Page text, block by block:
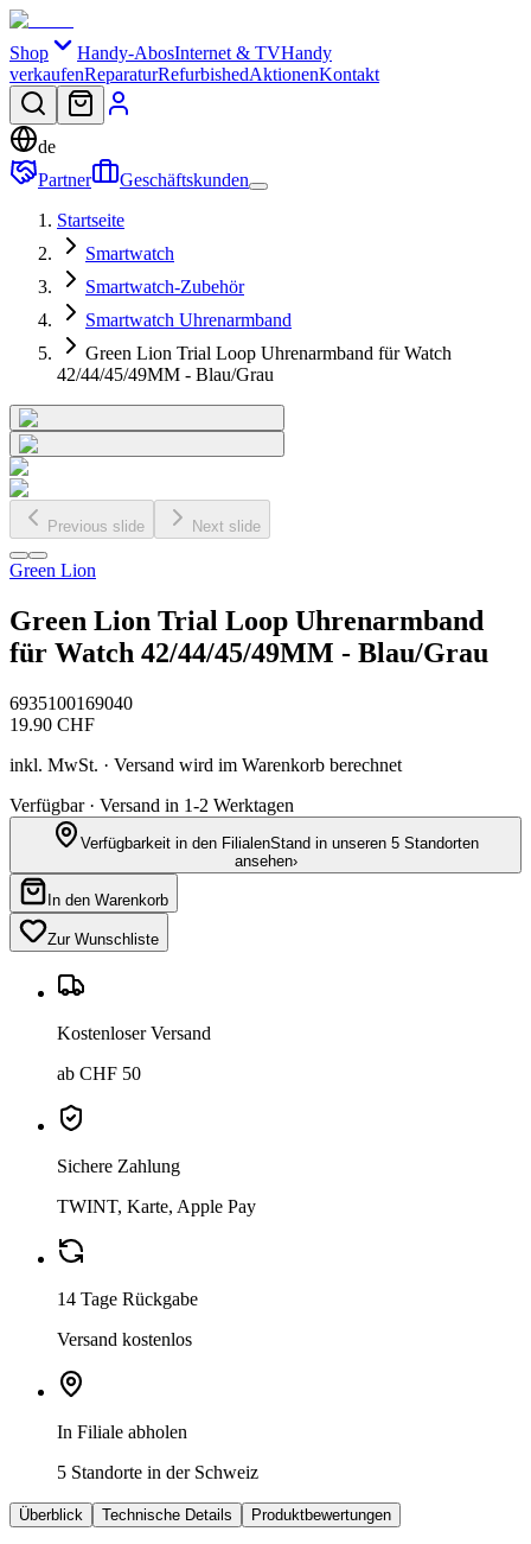
Shop Handy-AbosInternet & TVHandy
verkaufenReparaturRefurbishedAktionenKontakt
de
Partner
Geschäftskunden
Startseite
Smartwatch
Smartwatch-Zubehör
Smartwatch Uhrenarmband
Green Lion Trial Loop Uhrenarmband für Watch
42/44/45/49MM - Blau/Grau
Previous slide Next slide
Green Lion
Green Lion Trial Loop Uhrenarmband
für Watch 42/44/45/49MM - Blau/Grau
6935100169040
19.90 CHF
inkl. MwSt. · Versand wird im Warenkorb berechnet
Verfügbar · Versand in 1-2 Werktagen
Verfügbarkeit in den FilialenStand in unseren 5 Standorten
ansehen›
In den Warenkorb
Zur Wunschliste
Kostenloser Versand
ab CHF 50
Sichere Zahlung
TWINT, Karte, Apple Pay
14 Tage Rückgabe
Versand kostenlos
In Filiale abholen
5 Standorte in der Schweiz
Überblick Technische Details Produktbewertungen